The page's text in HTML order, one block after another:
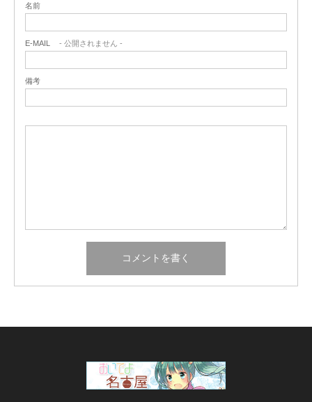
名前
E-MAIL - 公開されません -
備考